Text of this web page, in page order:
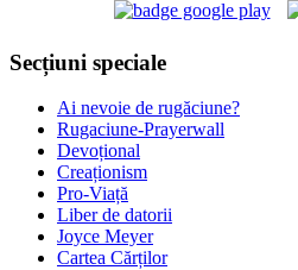
Secțiuni speciale
Ai nevoie de rugăciune?
Rugaciune-Prayerwall
Devoțional
Creaționism
Pro-Viață
Liber de datorii
Joyce Meyer
Cartea Cărților